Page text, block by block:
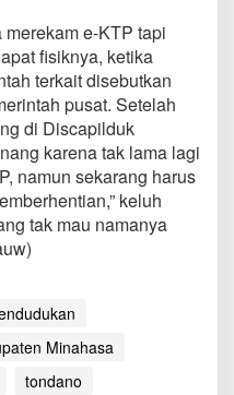
e
r
e-KTP tapi
fisiknya, ketika
terkait disebutkan
pusat. Setelah
di Discapilduk
karena tak lama lagi
namun sekarang harus
keluh
tak mau namanya
Minahasa
tondano